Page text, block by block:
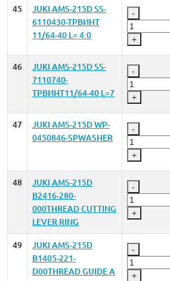
45
JUKI AMS-215D SS-
6110430-TPВИНТ
11/64-40 L= 4.0
-
+
46
JUKI AMS-215D SS-
7110740-
TPВИНТ11/64-40 L=7
-
+
47
JUKI AMS-215D WP-
0450846-SPWASHER
-
+
48
JUKI AMS-215D
B2416-280-
000THREAD CUTTING
LEVER RING
-
+
49
JUKI AMS-215D
B1405-221-
D00THREAD GUIDE A
-
+